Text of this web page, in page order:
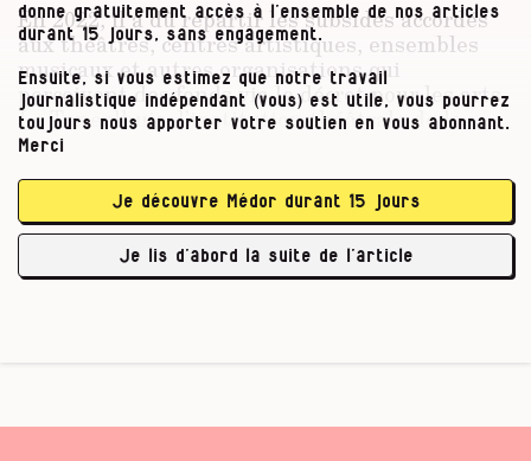
En 2022, il a dû répartir les subsides accordés
aux théâtres, centres artistiques, ensembles
musicaux et autres organisations qui
perçoivent des fonds via le décret pour les arts.
Le Toneelhuis, l’institution théâtrale de la
Ville d’Anvers dirigée alors par le N-VA Johan
que la commission d’évaluation avait rendu un
avis négatif.
Le gouvernement …
donne gratuitement accès à l’ensemble de nos articles
durant 15 jours, sans engagement.
Ensuite, si vous estimez que notre travail
journalistique indépendant (vous) est utile, vous pourrez
toujours nous apporter votre soutien en vous abonnant.
Merci
Je découvre Médor durant 15 jours
Je lis d’abord la suite de l’article